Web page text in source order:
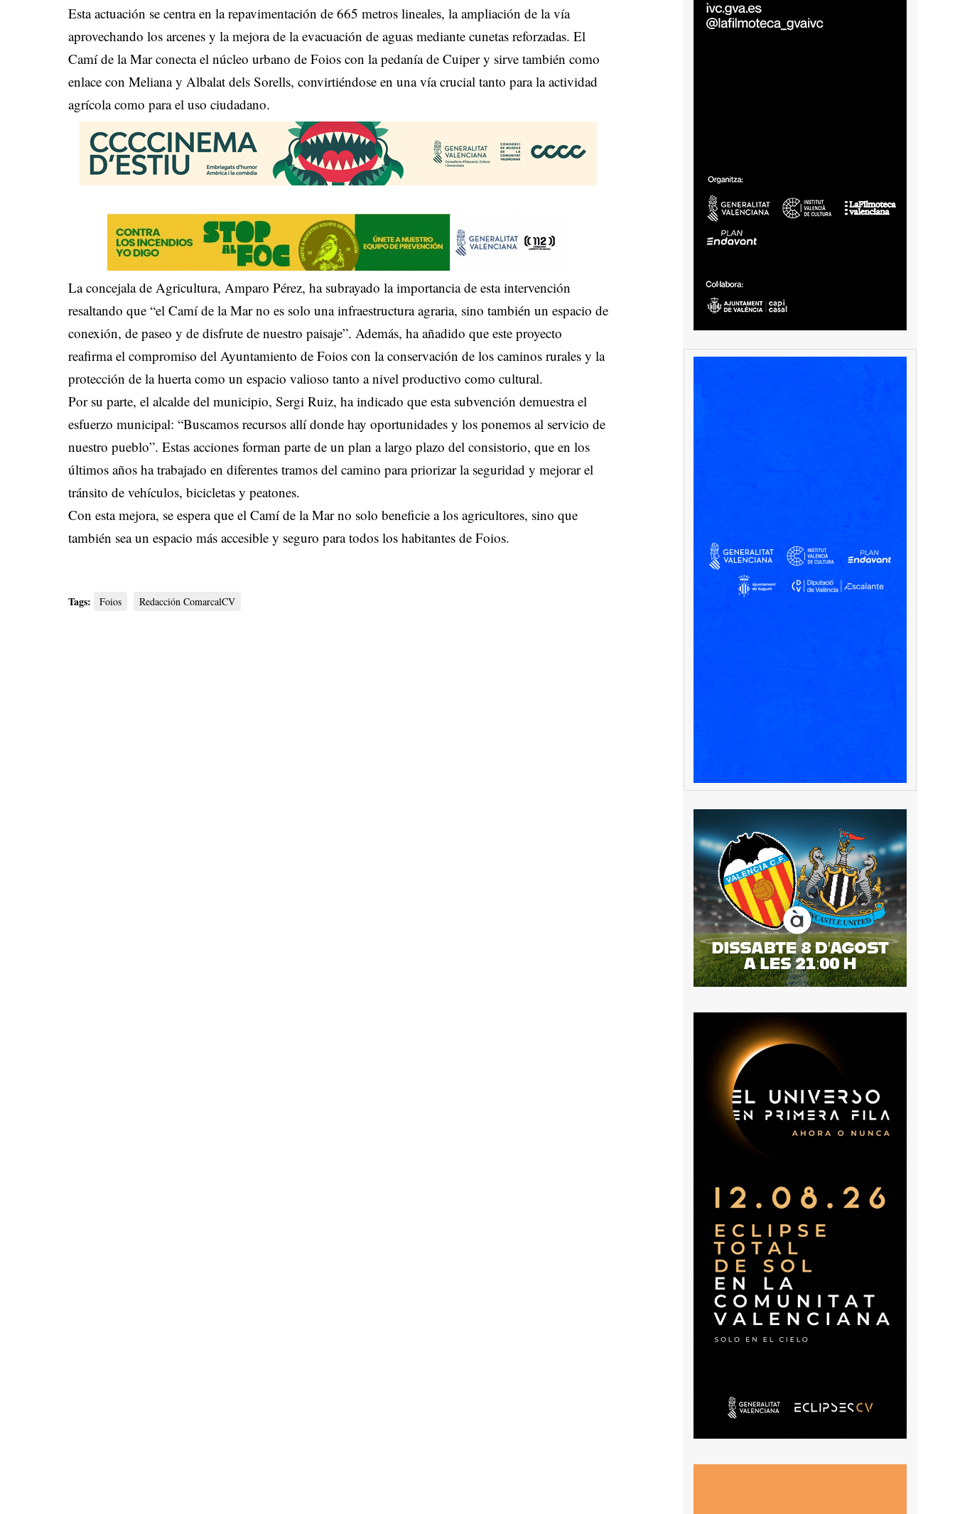
Esta actuación se centra en la repavimentación de 665 metros lineales, la ampliación de la vía
aprovechando los arcenes y la mejora de la evacuación de aguas mediante cunetas reforzadas. El
Camí de la Mar conecta el núcleo urbano de Foios con la pedanía de Cuiper y sirve también como
enlace con Meliana y Albalat dels Sorells, convirtiéndose en una vía crucial tanto para la actividad
agrícola como para el uso ciudadano.
La concejala de Agricultura, Amparo Pérez, ha subrayado la importancia de esta intervención
resaltando que “el Camí de la Mar no es solo una infraestructura agraria, sino también un espacio de
conexión, de paseo y de disfrute de nuestro paisaje”. Además, ha añadido que este proyecto
reafirma el compromiso del Ayuntamiento de Foios con la conservación de los caminos rurales y la
protección de la huerta como un espacio valioso tanto a nivel productivo como cultural.
Por su parte, el alcalde del municipio, Sergi Ruiz, ha indicado que esta subvención demuestra el
esfuerzo municipal: “Buscamos recursos allí donde hay oportunidades y los ponemos al servicio de
nuestro pueblo”. Estas acciones forman parte de un plan a largo plazo del consistorio, que en los
últimos años ha trabajado en diferentes tramos del camino para priorizar la seguridad y mejorar el
tránsito de vehículos, bicicletas y peatones.
Con esta mejora, se espera que el Camí de la Mar no solo beneficie a los agricultores, sino que
también sea un espacio más accesible y seguro para todos los habitantes de Foios.
Tags: Foios Redacción ComarcalCV